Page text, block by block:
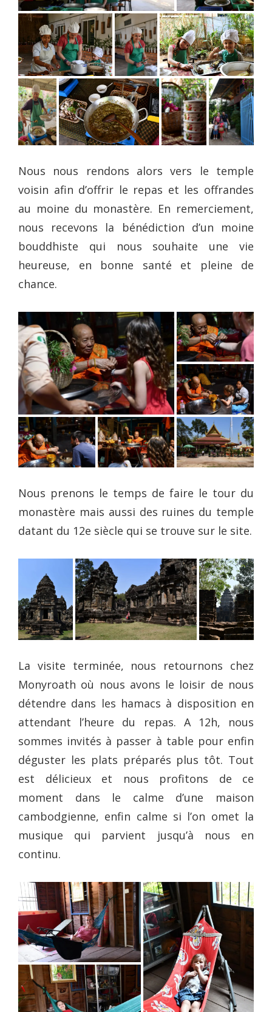
Nous nous rendons alors vers le temple
voisin afin d’offrir le repas et les offrandes
au moine du monastère. En remerciement,
nous recevons la bénédiction d’un moine
bouddhiste qui nous souhaite une vie
heureuse, en bonne santé et pleine de
chance.
Nous prenons le temps de faire le tour du
monastère mais aussi des ruines du temple
datant du 12e siècle qui se trouve sur le site.
La visite terminée, nous retournons chez
Monyroath où nous avons le loisir de nous
détendre dans les hamacs à disposition en
attendant l’heure du repas. A 12h, nous
sommes invités à passer à table pour enfin
déguster les plats préparés plus tôt. Tout
est délicieux et nous profitons de ce
moment dans le calme d’une maison
cambodgienne, enfin calme si l’on omet la
musique qui parvient jusqu’à nous en
continu.